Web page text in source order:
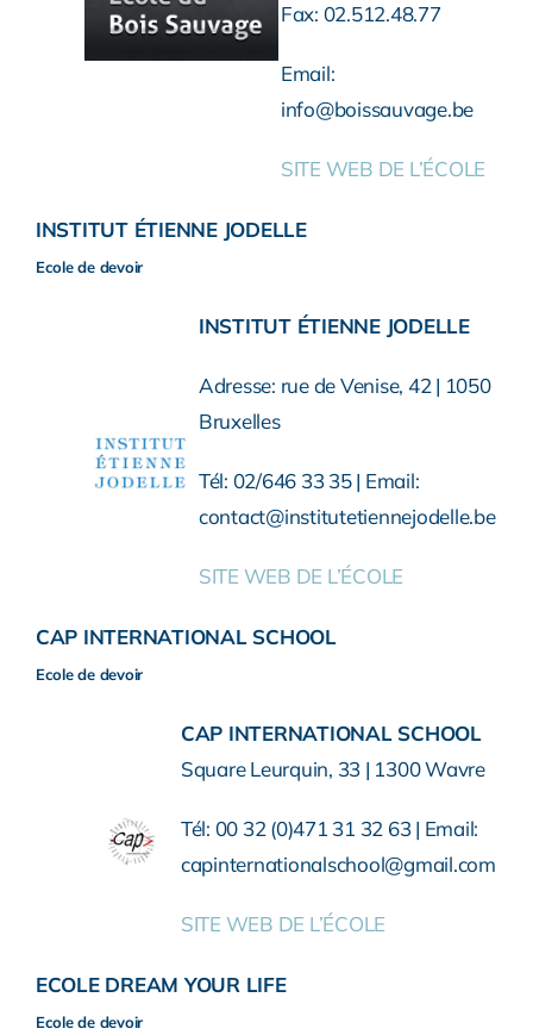
Fax: 02.512.48.77
Email:
info@boissauvage.be
SITE WEB DE L’ÉCOLE
INSTITUT ÉTIENNE JODELLE
Ecole de devoir
INSTITUT ÉTIENNE JODELLE
Adresse: rue de Venise, 42 | 1050
Bruxelles
Tél: 02/646 33 35 | Email:
contact@institutetiennejodelle.be
SITE WEB DE L’ÉCOLE
CAP INTERNATIONAL SCHOOL
Ecole de devoir
CAP INTERNATIONAL SCHOOL
Square Leurquin, 33 | 1300 Wavre
Tél: 00 32 (0)471 31 32 63 | Email:
capinternationalschool@gmail.com
SITE WEB DE L’ÉCOLE
ECOLE DREAM YOUR LIFE
Ecole de devoir